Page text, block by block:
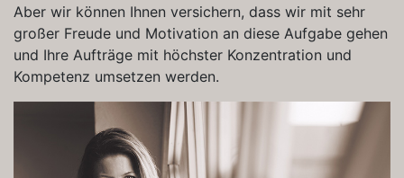
Aber wir können Ihnen versichern, dass wir mit sehr
großer Freude und Motivation an diese Aufgabe gehen
und Ihre Aufträge mit höchster Konzentration und
Kompetenz umsetzen werden.